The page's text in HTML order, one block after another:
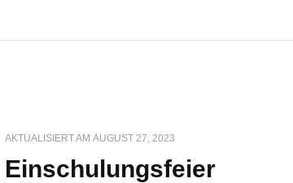
AKTUALISIERT AM AUGUST 27, 2023
Einschulungsfeier